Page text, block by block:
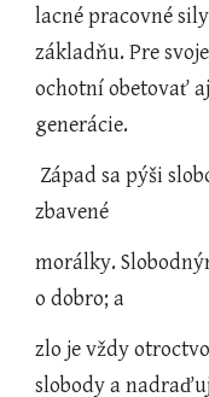
lacné pracovné
základňu. Pre
ochotní obetovať
generácie.
zbavené
morálky.
o dobro; a
zlo je vždy
slobody a